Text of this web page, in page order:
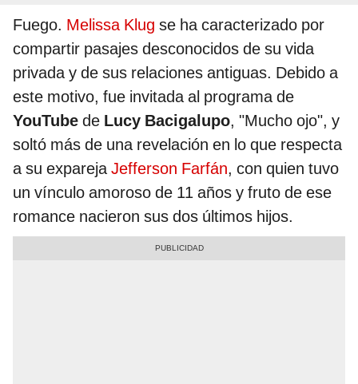
Fuego. Melissa Klug se ha caracterizado por
compartir pasajes desconocidos de su vida
privada y de sus relaciones antiguas. Debido a
este motivo, fue invitada al programa de
YouTube de Lucy Bacigalupo, "Mucho ojo", y
soltó más de una revelación en lo que respecta
a su exparejaJefferson Farfán, con quien tuvo
un vínculo amoroso de 11 años y fruto de ese
romance nacieron sus dos últimos hijos.